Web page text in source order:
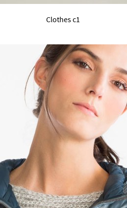
Clothes c1